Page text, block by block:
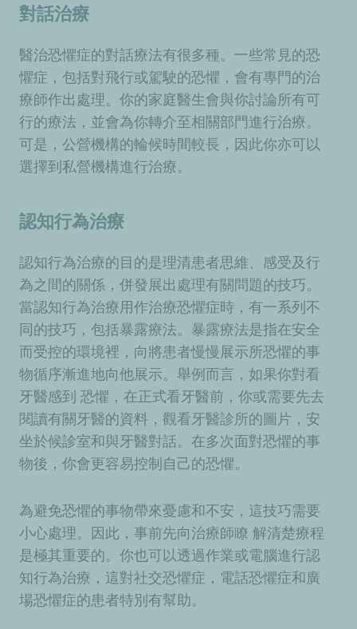
對話治療
醫治恐懼症的對話療法有很多種。一些常見的恐
懼症，包括對飛行或駕駛的恐懼，會有專門的治
療師作出處理。你的家庭醫生會與你討論所有可
行的療法，並會為你轉介至相關部門進行治療。
可是，公營機構的輪候時間較長，因此你亦可以
選擇到私營機構進行治療。
認知行為治療
認知行為治療的目的是理清患者思維、感受及行
為之間的關係，併發展出處理有關問題的技巧。
當認知行為治療用作治療恐懼症時，有一系列不
同的技巧，包括暴露療法。暴露療法是指在安全
而受控的環境裡，向將患者慢慢展示所恐懼的事
物循序漸進地向他展示。舉例而言，如果你對看
牙醫感到 恐懼，在正式看牙醫前，你或需要先去
閱讀有關牙醫的資料，觀看牙醫診所的圖片，安
坐於候診室和與牙醫對話。在多次面對恐懼的事
物後，你會更容易控制自己的恐懼。
為避免恐懼的事物帶來憂慮和不安，這技巧需要
小心處理。因此，事前先向治療師瞭 解清楚療程
是極其重要的。你也可以透過作業或電腦進行認
知行為治療，這對社交恐懼症，電話恐懼症和廣
場恐懼症的患者特別有幫助。